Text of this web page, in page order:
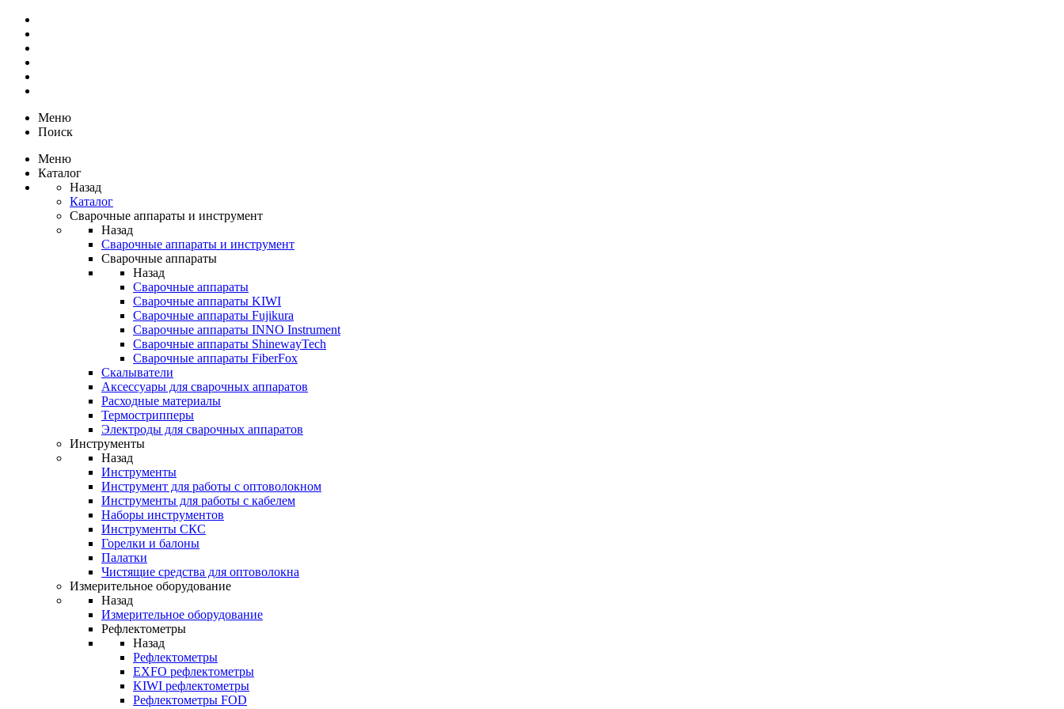
Меню
Поиск
Меню
Каталог
Назад
Каталог
Сварочные аппараты и инструмент
Назад
Сварочные аппараты и инструмент
Сварочные аппараты
Назад
Сварочные аппараты
Сварочные аппараты KIWI
Сварочные аппараты Fujikura
Сварочные аппараты INNO Instrument
Сварочные аппараты ShinewayTech
Cварочные аппараты FiberFox
Скалыватели
Аксессуары для сварочных аппаратов
Расходные материалы
Термострипперы
Электроды для сварочных аппаратов
Инструменты
Назад
Инструменты
Инструмент для работы с оптоволокном
Инструменты для работы с кабелем
Наборы инструментов
Инструменты СКС
Горелки и балоны
Палатки
Чистящие средства для оптоволокна
Измерительное оборудование
Назад
Измерительное оборудование
Рефлектометры
Назад
Рефлектометры
EXFO рефлектометры
KIWI рефлектометры
Рефлектометры FOD